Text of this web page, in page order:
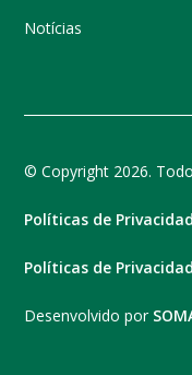
Notícias
© Copyright 2026.
Políticas de
Políticas de
Desenvolvido por